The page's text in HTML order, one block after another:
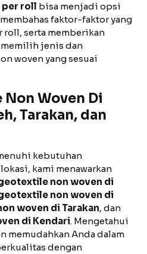
per roll bisa menjadi opsi
faktor-faktor yang
roll, serta memberikan
jenis dan
woven yang sesuai
Woven Di
Tarakan, dan
kebutuhan
kami menawarkan
non woven di
non woven di
woven di Tarakan, dan
di Kendari. Mengetahui
memudahkan Anda dalam
dengan